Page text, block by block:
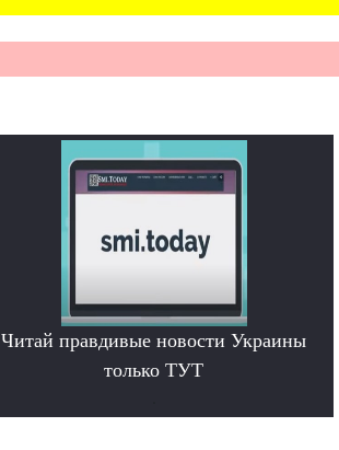
Читай правдивые новости Украины
только ТУТ